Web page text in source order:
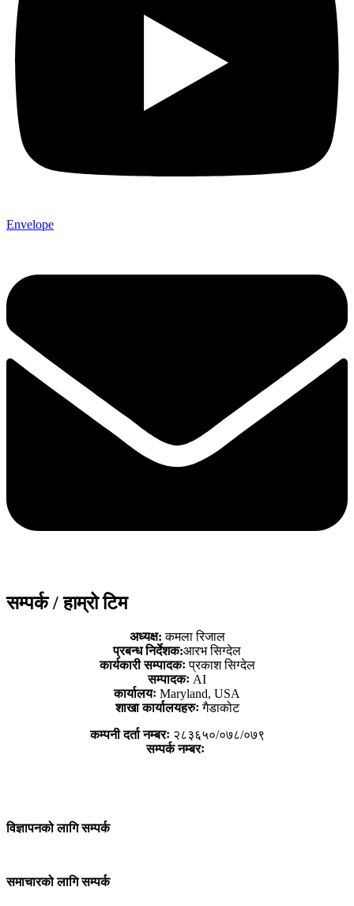
Envelope
सम्पर्क / हाम्रो टिम
अध्यक्ष:कमला रिजाल
प्रबन्ध निर्देशक:आरभ सिग्देल
कार्यकारी सम्पादकःप्रकाश सिग्देल
सम्पादकः AI
कार्यालयः Maryland, USA
शाखा कार्यालयहरुःगैडाकोट
कम्पनी दर्ता नम्बरः२८३६५०/०७८/०७९
सम्पर्क नम्बरः
विज्ञापनको लागि सम्पर्क
समाचारको लागि सम्पर्क